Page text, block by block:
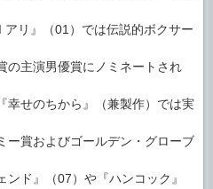
リ』（01）では伝説的ボクサー
の主演男優賞にノミネートされ
幸せのちから』（兼製作）では実
ー賞およびゴールデン・グローブ
ド』（07）や『ハンコック』